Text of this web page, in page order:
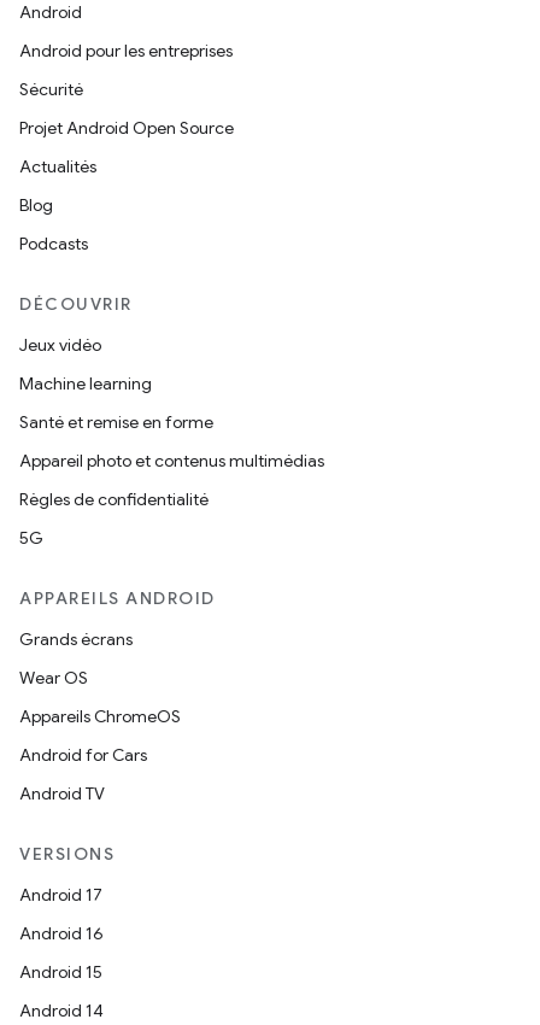
Android
Android pour les entreprises
Sécurité
Projet Android Open Source
Actualités
Blog
Podcasts
DÉCOUVRIR
Jeux vidéo
Machine learning
Santé et remise en forme
Appareil photo et contenus multimédias
Règles de confidentialité
5G
APPAREILS ANDROID
Grands écrans
Wear OS
Appareils ChromeOS
Android for Cars
Android TV
VERSIONS
Android 17
Android 16
Android 15
Android 14